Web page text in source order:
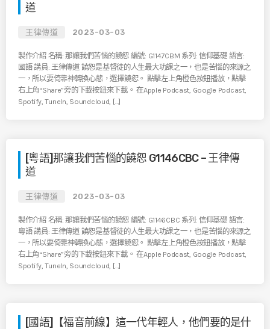
道
王律傳道 2023-03-03
製作介紹 名稱: 那讓我們苦惱的饒恕 編號: G1147CBM 系列: 信仰基礎 語言:
國語 講員: 王律傳道 饒恕是基督徒的人生最大功課之一，也是苦惱的來源之
一，所以要倚靠神轉換心態，選擇饒恕。 點擊左上角橙色按鈕播放，點擊
右上角“Share”旁的下載按鈕來下載。 在Apple Podcast, Google Podcast,
Spotify, TuneIn, Soundcloud, […]
[粵語]那讓我們苦惱的饒恕 G1146CBC – 王律傳
道
王律傳道 2023-03-03
製作介紹 名稱: 那讓我們苦惱的饒恕 編號: G1146CBC 系列: 信仰基礎 語言:
粵語 講員: 王律傳道 饒恕是基督徒的人生最大功課之一，也是苦惱的來源之
一，所以要倚靠神轉換心態，選擇饒恕。 點擊左上角橙色按鈕播放，點擊
右上角“Share”旁的下載按鈕來下載。 在Apple Podcast, Google Podcast,
Spotify, TuneIn, Soundcloud, […]
[國語]【福音前線】這一代年輕人，他們要的是什